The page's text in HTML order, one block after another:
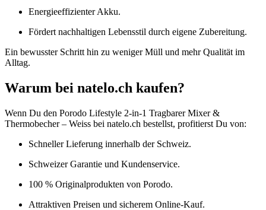
Energieeffizienter Akku.
Fördert nachhaltigen Lebensstil durch eigene Zubereitung.
Ein bewusster Schritt hin zu weniger Müll und mehr Qualität im
Alltag.
Warum bei natelo.ch kaufen?
Wenn Du den Porodo Lifestyle 2-in-1 Tragbarer Mixer &
Thermobecher – Weiss bei natelo.ch bestellst, profitierst Du von:
Schneller Lieferung innerhalb der Schweiz.
Schweizer Garantie und Kundenservice.
100 % Originalprodukten von Porodo.
Attraktiven Preisen und sicherem Online-Kauf.